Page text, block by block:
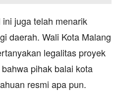
juga telah menarik
daerah. Wali Kota Malang
legalitas proyek
pihak balai kota
resmi apa pun.